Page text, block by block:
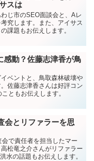
スは
じ市のSEO面談会と、Aレ
究します。また、アイサス
課題もお伝えします。
感動？佐藤志津香が鳥
ベントと、鳥取森林破壊や
佐藤志津香さんは好評コン
ともお伝えします。
会とリファラーを思
で責任者を担当したマー
松竜之介さんがリファラー
水の話題もお伝えします。